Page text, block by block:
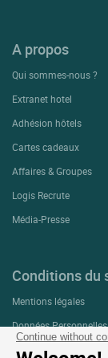
Continue without
A propos
Qui sommes-nous ?
Extranet hotel
Adhésion hôtels
Cartes cadeaux
Affaires & Groupes
Logis Recrute
Média-Presse
Conditions du
Mentions légales
Données Personnelles
Paramétrage des